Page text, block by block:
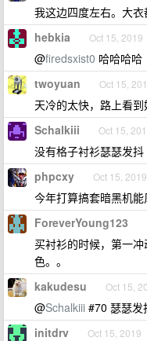
我这边四度左右。大衣
hebkia Oct 15, 2019
@firedsxist0 哈哈哈哈
twoyuan Oct 15,
天冷的太快，路上看
Schalkiii Oct 15,
没有格子衬衫瑟瑟发抖
phpcxy Oct 15, 2019
今年打算搞套暗黑机
ForeverYoung123
买衬衫的时候，第一
色。。
kakudesu Oct 15,
@Schalkiii #70 瑟瑟发
initdrv Oct 15, 2019